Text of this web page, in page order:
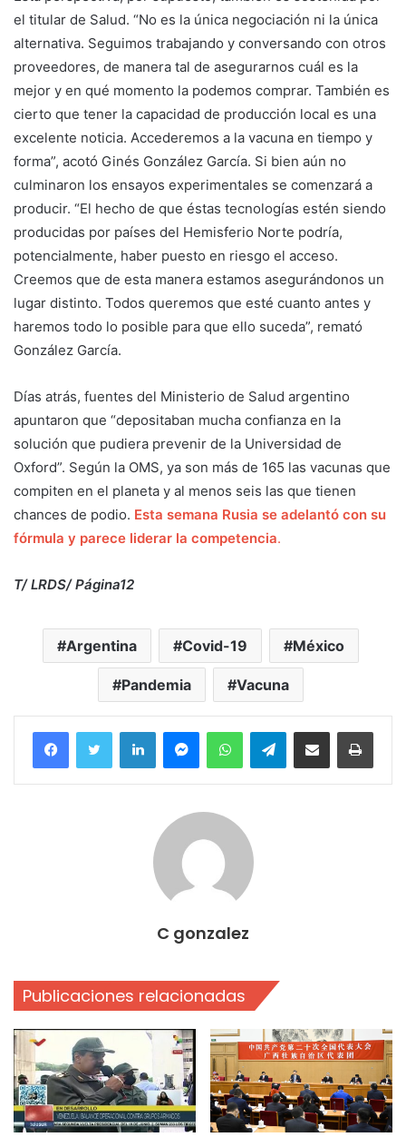
el titular de Salud. “No es la única negociación ni la única
alternativa. Seguimos trabajando y conversando con otros
proveedores, de manera tal de asegurarnos cuál es la
mejor y en qué momento la podemos comprar. También es
cierto que tener la capacidad de producción local es una
excelente noticia. Accederemos a la vacuna en tiempo y
forma”, acotó Ginés González García. Si bien aún no
culminaron los ensayos experimentales se comenzará a
producir. “El hecho de que éstas tecnologías estén siendo
producidas por países del Hemisferio Norte podría,
potencialmente, haber puesto en riesgo el acceso.
Creemos que de esta manera estamos asegurándonos un
lugar distinto. Todos queremos que esté cuanto antes y
haremos todo lo posible para que ello suceda”, remató
González García.
Días atrás, fuentes del Ministerio de Salud argentino
apuntaron que “depositaban mucha confianza en la
solución que pudiera prevenir de la Universidad de
Oxford”. Según la OMS, ya son más de 165 las vacunas que
compiten en el planeta y al menos seis las que tienen
chances de podio. Esta semana Rusia se adelantó con su
fórmula y parece liderar la competencia.
T/ LRDS/ Página12
Argentina Covid-19 México
Pandemia Vacuna
FacebookTwitter LinkedInMessengerWhatsAppTelegramCompartir por correo electrónico
C gonzalez
Publicaciones relacionadas